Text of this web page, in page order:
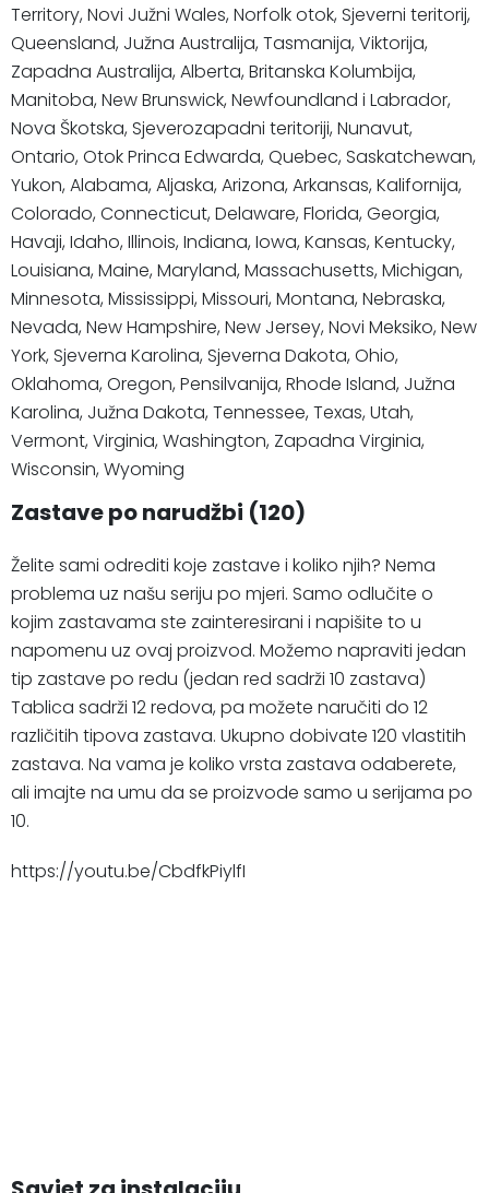
Territory, Novi Južni Wales, Norfolk otok, Sjeverni teritorij,
Queensland, Južna Australija, Tasmanija, Viktorija,
Zapadna Australija, Alberta, Britanska Kolumbija,
Manitoba, New Brunswick, Newfoundland i Labrador,
Nova Škotska, Sjeverozapadni teritoriji, Nunavut,
Ontario, Otok Princa Edwarda, Quebec, Saskatchewan,
Yukon, Alabama, Aljaska, Arizona, Arkansas, Kalifornija,
Colorado, Connecticut, Delaware, Florida, Georgia,
Havaji, Idaho, Illinois, Indiana, Iowa, Kansas, Kentucky,
Louisiana, Maine, Maryland, Massachusetts, Michigan,
Minnesota, Mississippi, Missouri, Montana, Nebraska,
Nevada, New Hampshire, New Jersey, Novi Meksiko, New
York, Sjeverna Karolina, Sjeverna Dakota, Ohio,
Oklahoma, Oregon, Pensilvanija, Rhode Island, Južna
Karolina, Južna Dakota, Tennessee, Texas, Utah,
Vermont, Virginia, Washington, Zapadna Virginia,
Wisconsin, Wyoming
Zastave po narudžbi (120)
Želite sami odrediti koje zastave i koliko njih? Nema
problema uz našu seriju po mjeri. Samo odlučite o
kojim zastavama ste zainteresirani i napišite to u
napomenu uz ovaj proizvod. Možemo napraviti jedan
tip zastave po redu (jedan red sadrži 10 zastava)
Tablica sadrži 12 redova, pa možete naručiti do 12
različitih tipova zastava. Ukupno dobivate 120 vlastitih
zastava. Na vama je koliko vrsta zastava odaberete,
ali imajte na umu da se proizvode samo u serijama po
10.
https://youtu.be/CbdfkPiylfI